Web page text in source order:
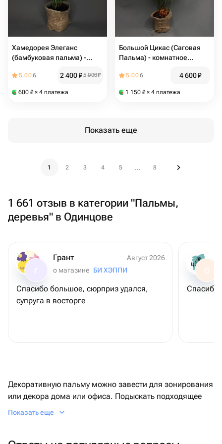
Хамедорея Элеганс
(бамбуковая пальма) -
5.006 2 400₽5 000₽
600 ₽ × 4 платежа
Большой Цикас (Саговая
Пальма) - комнатное
5.006 4 600₽
1 150 ₽ × 4 платежа
Показать еще
1 2 3 4 5 ... 8
1 661 отзыв в категории "Пальмы,
деревья" в Одинцове
Грант
Август 2026
о магазине БИ ХЭППИ
Спасибо большое, сюрприз удался,
супруга в восторге
О
Спасибо
Декоративную пальму можно завести для зонирования
или декора дома или офиса. Подыскать подходящее
растение удобно на маркетплейсе Флаувау. Если нужна
Показать еще